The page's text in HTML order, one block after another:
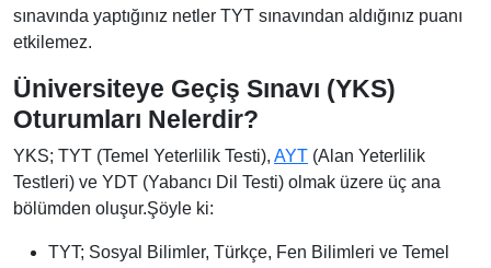
sınavında yaptığınız netler TYT sınavından aldığınız puanı
etkilemez.
Üniversiteye Geçiş Sınavı (YKS)
Oturumları Nelerdir?
YKS; TYT (Temel Yeterlilik Testi), AYT (Alan Yeterlilik
Testleri) ve YDT (Yabancı Dil Testi) olmak üzere üç ana
bölümden oluşur.Şöyle ki:
TYT; Sosyal Bilimler, Türkçe, Fen Bilimleri ve Temel